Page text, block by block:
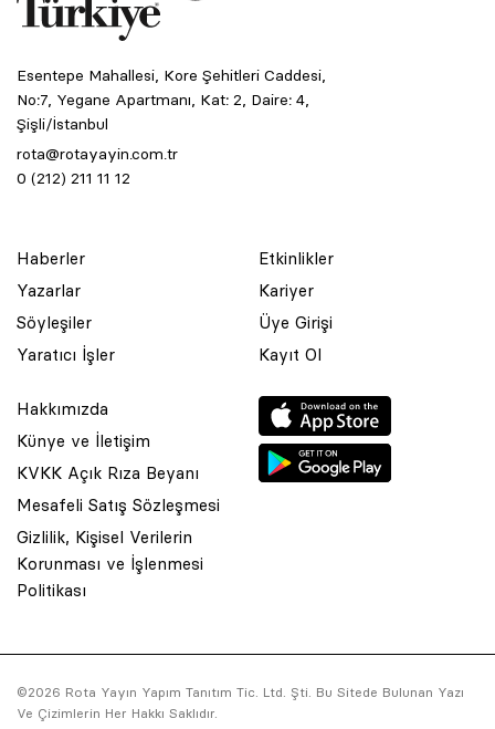
Esentepe Mahallesi, Kore Şehitleri Caddesi,
No:7, Yegane Apartmanı, Kat: 2, Daire: 4,
Şişli/İstanbul
rota@rotayayin.com.tr
0 (212) 211 11 12
Haberler
Yazarlar
Söyleşiler
Yaratıcı İşler
Etkinlikler
Kariyer
Üye Girişi
Kayıt Ol
Hakkımızda
Künye ve İletişim
KVKK Açık Rıza Beyanı
Mesafeli Satış Sözleşmesi
Gizlilik, Kişisel Verilerin
Korunması ve İşlenmesi
Politikası
©2026 Rota Yayın Yapım Tanıtım Tic. Ltd. Şti. Bu Sitede Bulunan Yazı
Ve Çizimlerin Her Hakkı Saklıdır.
Yazı Ve Çizimlerin Her Hakkı Saklıdır.